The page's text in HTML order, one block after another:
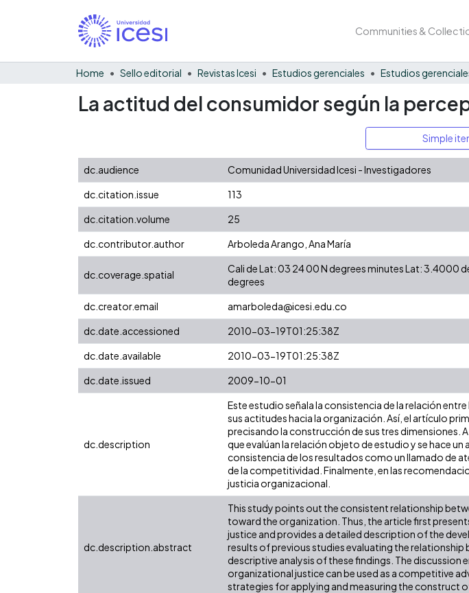
Communities &
Home Sello editorial Revistas Icesi Estudios gerenciales
La actitud del consumidor según la
Simple
dc.audience Comunidad Universidad Icesi - Investigadores
dc.citation.issue
113
dc.citation.volume
25
dc.contributor.author
Arboleda Arango, Ana María
dc.coverage.spatial
Cali de Lat: 03 24 00 N degrees minutes Lat: 3.4000
degrees
dc.creator.email amarboleda@icesi.edu.co
dc.date.accessioned
2010-03-19T01:25:38Z
dc.date.available
2010-03-19T01:25:38Z
dc.date.issued
2009-10-01
dc.description
Este estudio señala la consistencia de la relación
sus actitudes hacia la organización. Así, el artículo
precisando la construcción de sus tres dimensiones.
que evalúan la relación objeto de estudio y se hace
consistencia de los resultados como un llamado de
de la competitividad. Finalmente, en las
justicia organizacional.
dc.description.abstract
This study points out the consistent relationship
toward the organization. Thus, the article first
justice and provides a detailed description of the
results of previous studies evaluating the
descriptive analysis of these findings. The
organizational justice can be used as a competitive
strategies for applying and measuring the construct